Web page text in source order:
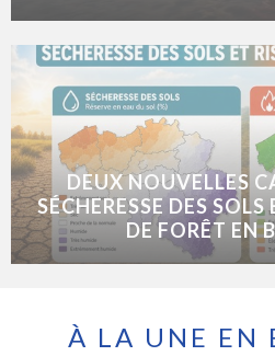
DEUX NOUVELLES
SÉCHERESSE DES
DE FORÊT EN
À LA UNE EN